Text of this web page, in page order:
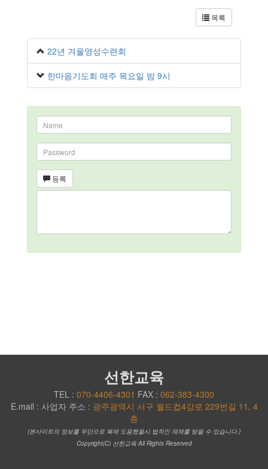
목록
22년 겨울영성수련회
한마음기도회 매주 목요일 밤 9시
Email
address
Password
등록
선한교육
TEL : 070-4406-4301 FAX : 062-383-4300
E.mail : 사업자 주소 : 광주광역시 서구 월드컵4강로 229번길 11, 4
층
(본사이트의 정보를 무단으로 복제 도용했을시 법적인 제제를 받을 수 있습니다.)
Copyright(C) 선한교육 All Rights Reserved